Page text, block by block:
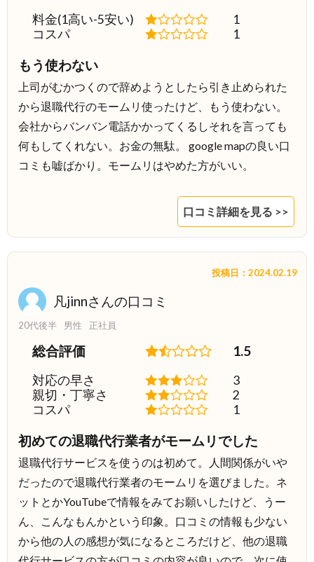
料金(1高い-5安い)
1
コスパ
1
もう使わない
上司がむかつくので辞めようとしたら引き止められた
から退職代行のモームリ使ったけど、もう使わない。
会社からバンバン電話かかってくるしそれを言っても
何もしてくれない。お金の無駄。 google mapの良い口
コミも嘘ばかり。モームリはやめた方がいい。
口コミ詳細を見る >>
凡jinnさんの口コミ
投稿日：2024.02.19
20代後半 男性 正社員
総合評価 1.5
対応の早さ
3
親切・丁寧さ
2
コスパ
1
初めての退職代行業者がモームリでした
退職代行サービスを使うのは初めて。人間関係がいや
だったので退職代行業者のモームリを選びました。ネ
ットとかYouTubeで情報をみてお願いしたけど、うー
ん、こんなもんかという印象。口コミの情報も少ない
から他の人の感想が気になるところだけど、他の退職